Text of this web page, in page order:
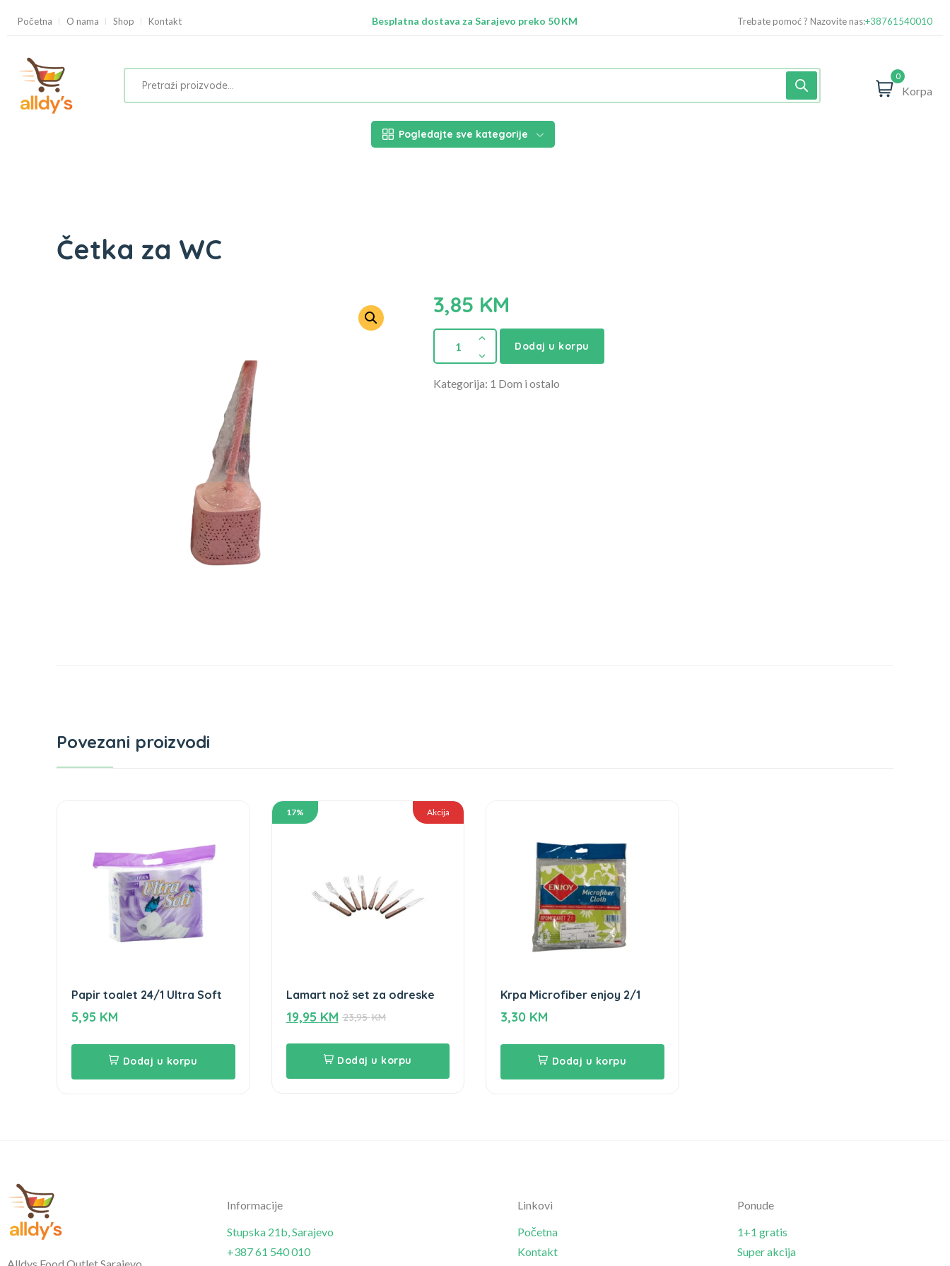
Početna O nama Shop Kontakt
Besplatna dostava za Sarajevo preko 50 KM
Trebate pomoć ? Nazovite nas:+38761540010
0
Korpa
Pogledajte sve kategorije
Četka za WC
3,85 KM
Dodaj u korpu
Kategorija: 1 Dom i ostalo
Povezani proizvodi
Papir toalet 24/1 Ultra Soft
5,95 KM
Dodaj u korpu
17% Akcija
Lamart nož set za odreske
23,95KM
19,95 KM
Dodaj u korpu
Krpa Microfiber enjoy 2/1
3,30 KM
Dodaj u korpu
Informacije
Stupska 21b, Sarajevo
+387 61 540 010
Linkovi
Početna
Kontakt
Ponude
1+1 gratis
Super akcija